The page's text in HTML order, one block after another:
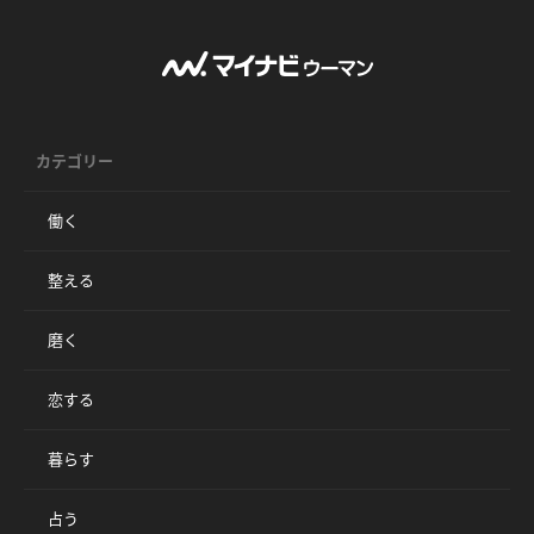
カテゴリー
働く
整える
磨く
恋する
暮らす
占う